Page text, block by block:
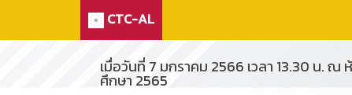
CTC-AL
เมื่อวันที่ 7 มกราคม 2566 เวลา 13.30 น.
ศึกษา 2565